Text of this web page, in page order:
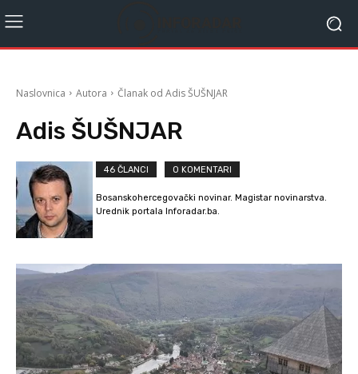
Naslovnica Autora Članak od Adis ŠUŠNJAR
Adis ŠUŠNJAR
46 ČLANCI 0 KOMENTARI
Bosanskohercegovački novinar. Magistar novinarstva.
Urednik portala Inforadar.ba.